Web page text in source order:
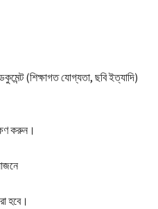
(শিক্ষাগত যোগ্যতা, ছবি ইত্যাদি)
করুন।
হবে।